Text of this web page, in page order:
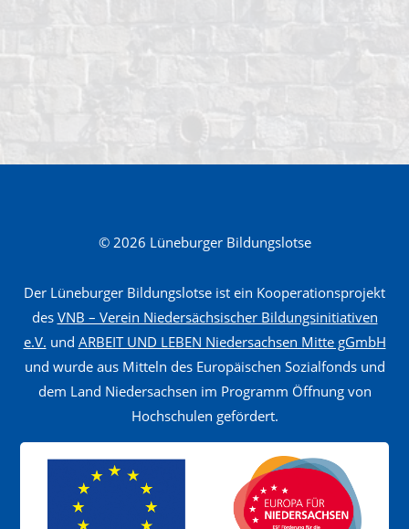
© 2026 Lüneburger Bildungslotse
Der Lüneburger Bildungslotse ist ein Kooperationsprojekt
des VNB – Verein Niedersächsischer Bildungsinitiativen
e.V. und ARBEIT UND LEBEN Niedersachsen Mitte gGmbH
und wurde aus Mitteln des Europäischen Sozialfonds und
dem Land Niedersachsen im Programm Öffnung von
Hochschulen gefördert.